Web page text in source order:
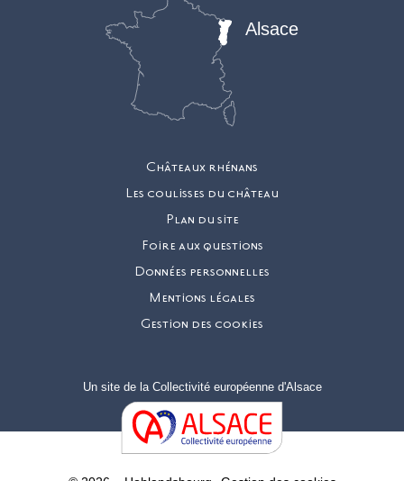
Châteaux rhénans
Les coulisses du château
Plan du site
Foire aux questions
Données personnelles
Mentions légales
Gestion des cookies
Alsace
Un site de la Collectivité européenne d'Alsace